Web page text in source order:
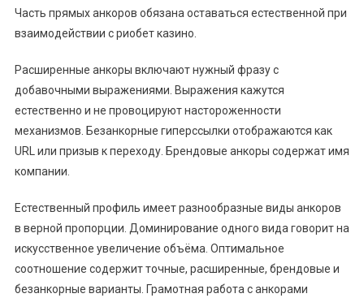
Часть прямых анкоров обязана оставаться естественной при
взаимодействии с риобет казино.
Расширенные анкоры включают нужный фразу с
добавочными выражениями. Выражения кажутся
естественно и не провоцируют настороженности
механизмов. Безанкорные гиперссылки отображаются как
URL или призыв к переходу. Брендовые анкоры содержат имя
компании.
Естественный профиль имеет разнообразные виды анкоров
в верной пропорции. Доминирование одного вида говорит на
искусственное увеличение объёма. Оптимальное
соотношение содержит точные, расширенные, брендовые и
безанкорные варианты. Грамотная работа с анкорами